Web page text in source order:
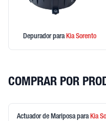
Depurador paraKiaSorento
COMPRAR POR
Actuador de Mariposapara Kia